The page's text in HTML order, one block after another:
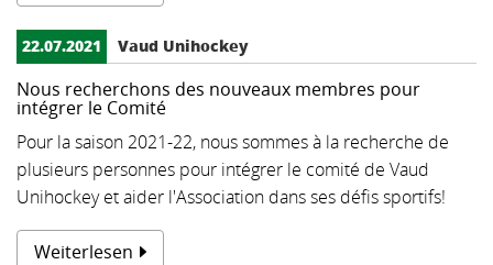
22.07.2021 Vaud Unihockey
Nous recherchons des nouveaux membres pour
intégrer le Comité
Pour la saison 2021-22, nous sommes à la recherche de
plusieurs personnes pour intégrer le comité de Vaud
Unihockey et aider l'Association dans ses défis sportifs!
Weiterlesen